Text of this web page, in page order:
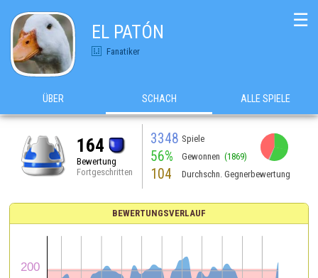
EL PATÓN
Fanatiker
☰
ÜBER SCHACH ALLE SPIELE
164
Bewertung
Fortgeschritten
3348 Spiele
56% Gewonnen (1869)
104 Durchschn. Gegnerbewertung
BEWERTUNGSVERLAUF